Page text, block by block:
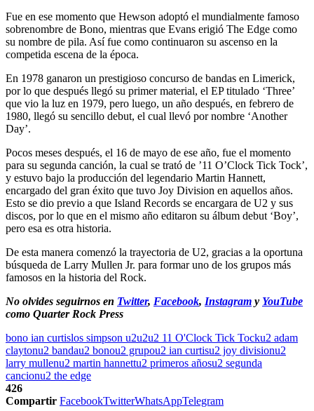
Fue en ese momento que Hewson adoptó el mundialmente famoso
sobrenombre de Bono, mientras que Evans erigió The Edge como
su nombre de pila. Así fue como continuaron su ascenso en la
competida escena de la época.
En 1978 ganaron un prestigioso concurso de bandas en Limerick,
por lo que después llegó su primer material, el EP titulado ‘Three’
que vio la luz en 1979, pero luego, un año después, en febrero de
1980, llegó su sencillo debut, el cual llevó por nombre ‘Another
Day’.
Pocos meses después, el 16 de mayo de ese año, fue el momento
para su segunda canción, la cual se trató de ’11 O’Clock Tick Tock’,
y estuvo bajo la producción del legendario Martin Hannett,
encargado del gran éxito que tuvo Joy Division en aquellos años.
Esto se dio previo a que Island Records se encargara de U2 y sus
discos, por lo que en el mismo año editaron su álbum debut ‘Boy’,
pero esa es otra historia.
De esta manera comenzó la trayectoria de U2, gracias a la oportuna
búsqueda de Larry Mullen Jr. para formar uno de los grupos más
famosos en la historia del Rock.
No olvides seguirnos en Twitter, Facebook, Instagram y YouTube
como Quarter Rock Press
bono ian curtislos simpson u2u2u2 11 O'Clock Tick Tocku2 adam
claytonu2 bandau2 bonou2 grupou2 ian curtisu2 joy divisionu2
larry mullenu2 martin hannettu2 primeros añosu2 segunda
cancionu2 the edge
426
Compartir FacebookTwitterWhatsAppTelegram